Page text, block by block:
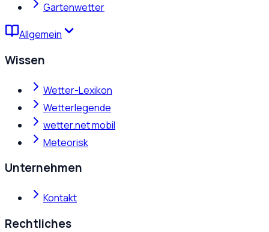
Gartenwetter
Allgemein
Wissen
Wetter-Lexikon
Wetterlegende
wetter.net mobil
Meteorisk
Unternehmen
Kontakt
Rechtliches